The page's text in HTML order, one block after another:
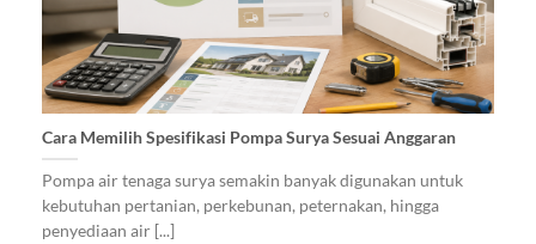
Cara Memilih Spesifikasi Pompa Surya Sesuai Anggaran
Pompa air tenaga surya semakin banyak digunakan untuk
kebutuhan pertanian, perkebunan, peternakan, hingga
penyediaan air [...]